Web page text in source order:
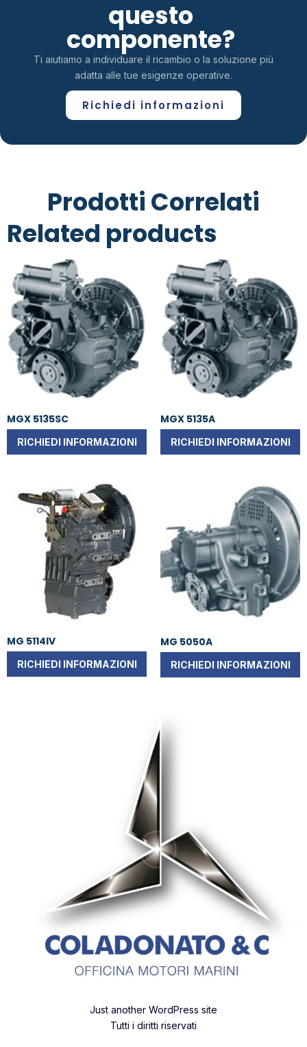
questo
componente?
Ti aiutiamo a individuare il ricambio o la soluzione più
adatta alle tue esigenze operative.
Richiedi informazioni
Prodotti Correlati
Related products
MGX 5135SC
RICHIEDI INFORMAZIONI
MGX 5135A
RICHIEDI INFORMAZIONI
MG 5114IV
RICHIEDI INFORMAZIONI
MG 5050A
RICHIEDI INFORMAZIONI
Just another WordPress site
Tutti i diritti riservati